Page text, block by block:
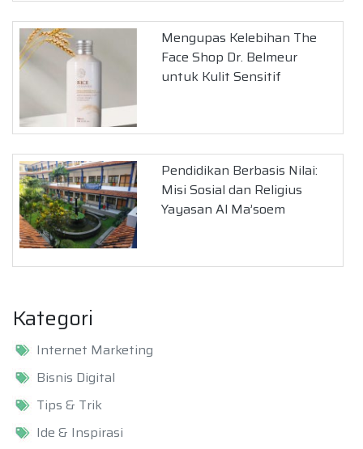
Mengupas Kelebihan The
Face Shop Dr. Belmeur
untuk Kulit Sensitif
Pendidikan Berbasis Nilai:
Misi Sosial dan Religius
Yayasan Al Ma’soem
Kategori
Internet Marketing
Bisnis Digital
Tips & Trik
Ide & Inspirasi